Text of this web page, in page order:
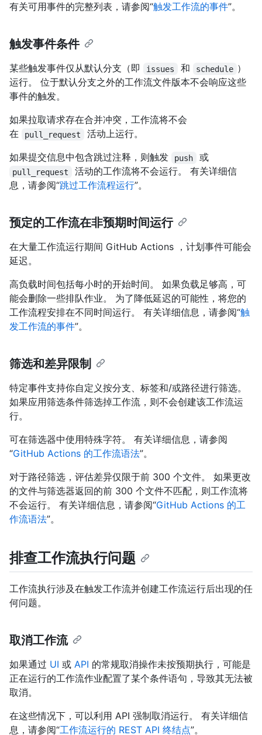
有关可用事件的完整列表，请参阅“触发工作流的事件”。
触发事件条件
某些触发事件仅从默认分支（即 issues 和 schedule ）
运行。 位于默认分支之外的工作流文件版本不会响应这些
事件的触发。
如果拉取请求存在合并冲突，工作流将不会
在
pull_request
活动上运行。
如果提交信息中包含跳过注释，则触发
push 或
pull_request
活动的工作流将不会运行。 有关详细信
息，请参阅“跳过工作流程运行”。
预定的工作流在非预期时间运行
在大量工作流运行期间 GitHub Actions ，计划事件可能会
延迟。
高负载时间包括每小时的开始时间。 如果负载足够高，可
能会删除一些排队作业。 为了降低延迟的可能性，将您的
工作流程安排在不同时间运行。 有关详细信息，请参阅“触
发工作流的事件”。
筛选和差异限制
特定事件支持你自定义按分支、标签和/或路径进行筛选。
如果应用筛选条件筛选掉工作流，则不会创建该工作流运
行。
可在筛选器中使用特殊字符。 有关详细信息，请参阅
“GitHub Actions 的工作流语法”。
对于路径筛选，评估差异仅限于前 300 个文件。 如果更改
的文件与筛选器返回的前 300 个文件不匹配，则工作流将
不会运行。 有关详细信息，请参阅“GitHub Actions 的工
作流语法”。
排查工作流执行问题
工作流执行涉及在触发工作流并创建工作流运行后出现的任
何问题。
取消工作流
如果通过 UI 或 API 的常规取消操作未按预期执行，可能是
正在运行的工作流作业配置了某个条件语句，导致其无法被
取消。
在这些情况下，可以利用 API 强制取消运行。 有关详细信
息，请参阅“工作流运行的 REST API 终结点”。